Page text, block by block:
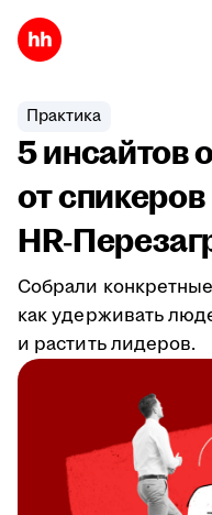
Практика
5 инсайтов
от спикеров
Собрали
как удерживать
и растить лидеров.